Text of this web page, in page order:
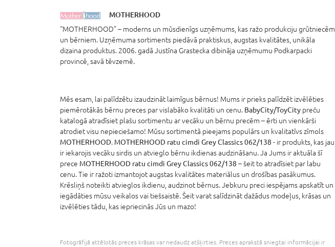
MOTHERHOOD
“MOTHERHOOD” – moderns un mūsdienīgs uzņēmums, kas ražo produkciju grūtniecēm
un bērniem. Uzņēmuma sortiments piedāvā praktiskus, augstas kvalitātes, unikāla
dizaina produktus. 2006. gadā Justīna Grastecka dibināja uzņēmumu Podkarpacki
provincē, savā tēvzemē.
Mēs esam, lai palīdzētu izaudzināt laimīgus bērnus! Mums ir prieks palīdzēt izvēlēties
piemērotākās bērnu preces par vislabāko kvalitāti un cenu. BabyCity/ToyCity preču
katalogā atradīsiet plašu sortimentu ar vecāku un bērnu precēm – ērti un vienkārši
atrodiet visu nepieciešamo! Mūsu sortimentā pieejams populārs un kvalitatīvs zīmols
MOTHERHOOD. MOTHERHOOD ratu cimdi Grey Classics 062/138 - ir produkts, kas jau
ir iekarojis vecāku sirdis un atvieglo bērnu ikdienas audzināšanu. Ja Jums ir aktuāla šī
prece MOTHERHOOD ratu cimdi Grey Classics 062/138 – šeit to atradīsiet par labu
cenu. Tie ir ražoti izmantojot augstas kvalitātes materiālus un drošības pasākumus.
Krēsliņš noteikti atvieglos ikdienu, audzinot bērnus. Jebkuru preci iespējams apskatīt un
iegādāties mūsu veikalos vai tiešsaistē. Šeit varat salīdzināt dažādus modeļus, krāsas un
izvēlēties tādu, kas iepriecinās Jūs un mazo!
Fotogrāfijā attēlotās preces krāsas var nedaudz atšķirties. Preces aprakstā sniegtai informācijai ir